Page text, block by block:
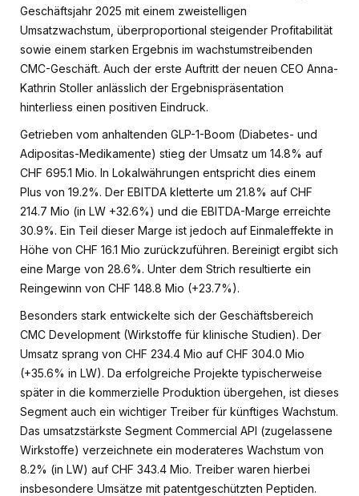
Geschäftsjahr 2025 mit einem zweistelligen
Umsatzwachstum, überproportional steigender Profitabilität
sowie einem starken Ergebnis im wachstumstreibenden
CMC-Geschäft. Auch der erste Auftritt der neuen CEO Anna-
Kathrin Stoller anlässlich der Ergebnispräsentation
hinterliess einen positiven Eindruck.
Getrieben vom anhaltenden GLP-1-Boom (Diabetes- und
Adipositas-Medikamente) stieg der Umsatz um 14.8% auf
CHF 695.1 Mio. In Lokalwährungen entspricht dies einem
Plus von 19.2%. Der EBITDA kletterte um 21.8% auf CHF
214.7 Mio (in LW +32.6%) und die EBITDA-Marge erreichte
30.9%. Ein Teil dieser Marge ist jedoch auf Einmaleffekte in
Höhe von CHF 16.1 Mio zurückzuführen. Bereinigt ergibt sich
eine Marge von 28.6%. Unter dem Strich resultierte ein
Reingewinn von CHF 148.8 Mio (+23.7%).
Besonders stark entwickelte sich der Geschäftsbereich
CMC Development (Wirkstoffe für klinische Studien). Der
Umsatz sprang von CHF 234.4 Mio auf CHF 304.0 Mio
(+35.6% in LW). Da erfolgreiche Projekte typischerweise
später in die kommerzielle Produktion übergehen, ist dieses
Segment auch ein wichtiger Treiber für künftiges Wachstum.
Das umsatzstärkste Segment Commercial API (zugelassene
Wirkstoffe) verzeichnete ein moderateres Wachstum von
8.2% (in LW) auf CHF 343.4 Mio. Treiber waren hierbei
insbesondere Umsätze mit patentgeschützten Peptiden.